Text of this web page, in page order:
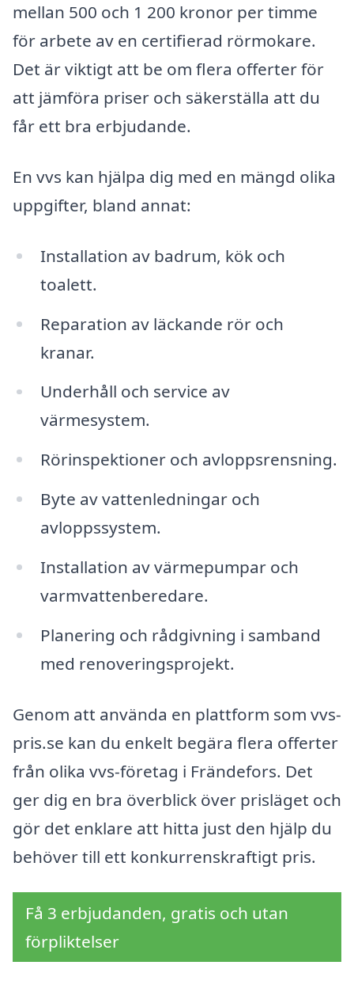
mellan 500 och 1 200 kronor per timme
för arbete av en certifierad rörmokare.
Det är viktigt att be om flera offerter för
att jämföra priser och säkerställa att du
får ett bra erbjudande.
En vvs kan hjälpa dig med en mängd olika
uppgifter, bland annat:
Installation av badrum, kök och
toalett.
Reparation av läckande rör och
kranar.
Underhåll och service av
värmesystem.
Rörinspektioner och avloppsrensning.
Byte av vattenledningar och
avloppssystem.
Installation av värmepumpar och
varmvattenberedare.
Planering och rådgivning i samband
med renoveringsprojekt.
Genom att använda en plattform som vvs-
pris.se kan du enkelt begära flera offerter
från olika vvs-företag i Frändefors. Det
ger dig en bra överblick över prisläget och
gör det enklare att hitta just den hjälp du
behöver till ett konkurrenskraftigt pris.
Få 3 erbjudanden, gratis och utan
förpliktelser